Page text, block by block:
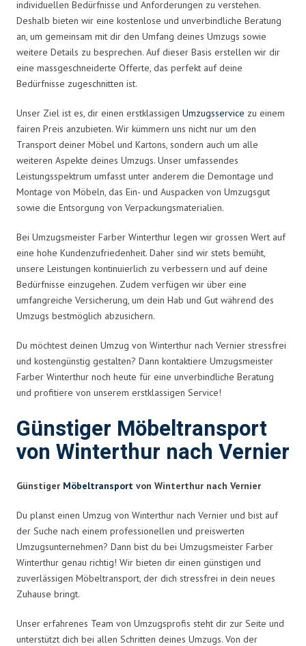
individuellen Bedürfnisse und Anforderungen zu verstehen.
Deshalb bieten wir eine kostenlose und unverbindliche Beratung
an, um gemeinsam mit dir den Umfang deines Umzugs sowie
weitere Details zu besprechen. Auf dieser Basis erstellen wir dir
eine massgeschneiderte Offerte, das perfekt auf deine
Bedürfnisse zugeschnitten ist.
Unser Ziel ist es, dir einen erstklassigen Umzugsservice zu einem
fairen Preis anzubieten. Wir kümmern uns nicht nur um den
Transport deiner Möbel und Kartons, sondern auch um alle
weiteren Aspekte deines Umzugs. Unser umfassendes
Leistungsspektrum umfasst unter anderem die Demontage und
Montage von Möbeln, das Ein- und Auspacken von Umzugsgut
sowie die Entsorgung von Verpackungsmaterialien.
Bei Umzugsmeister Farber Winterthur legen wir grossen Wert auf
eine hohe Kundenzufriedenheit. Daher sind wir stets bemüht,
unsere Leistungen kontinuierlich zu verbessern und auf deine
Bedürfnisse einzugehen. Zudem verfügen wir über eine
umfangreiche Versicherung, um dein Hab und Gut während des
Umzugs bestmöglich abzusichern.
Du möchtest deinen Umzug von Winterthur nach Vernier stressfrei
und kostengünstig gestalten? Dann kontaktiere Umzugsmeister
Farber Winterthur noch heute für eine unverbindliche Beratung
und profitiere von unserem erstklassigen Service!
Günstiger Möbeltransport
von Winterthur nach Vernier
Günstiger Möbeltransport von Winterthur nach Vernier
Du planst einen Umzug von Winterthur nach Vernier und bist auf
der Suche nach einem professionellen und preiswerten
Umzugsunternehmen? Dann bist du bei Umzugsmeister Farber
Winterthur genau richtig! Wir bieten dir einen günstigen und
zuverlässigen Möbeltransport, der dich stressfrei in dein neues
Zuhause bringt.
Unser erfahrenes Team von Umzugsprofis steht dir zur Seite und
unterstützt dich bei allen Schritten deines Umzugs. Von der